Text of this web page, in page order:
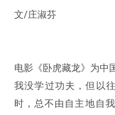
文/庄淑芬
电影《卧虎藏龙》为中
我没学过功夫，但以
时，总不由自主地自